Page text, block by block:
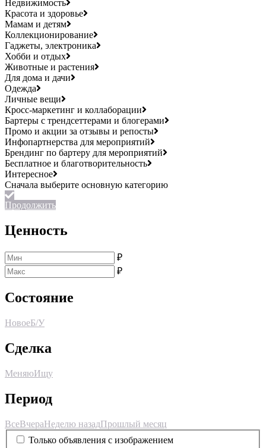
Недвижимость
Красота и здоровье
Мамам и детям
Коллекционирование
Гаджеты, электроника
Хобби и отдых
Животные и растения
Для дома и дачи
Одежда
Личные вещи
Кросс-маркетинг и коллаборации
Бартеры с трендсеттерами и блогерами
Промо и акции за отзывы и репосты
Инфопартнерства для мероприятий
Брендинг по бартеру для мероприятий
Бесплатное и благотворительность
Интересное
Продолжить
Ценность
₽
₽
Состояние
НовоеБ/У
Сделка
МеняюИщу
Период
ВсеВчераНеделю назадПрошлый месяц
Только объявления с изображением